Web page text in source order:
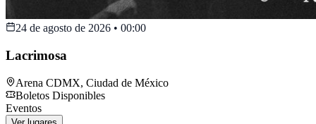
24 de agosto de 2026 • 00:00
Lacrimosa
Arena CDMX, Ciudad de México
Boletos Disponibles
Eventos